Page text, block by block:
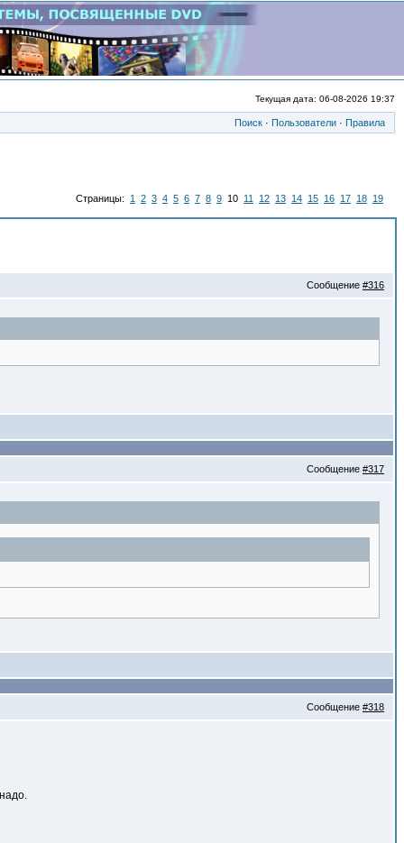
Текущая дата: 06-08-2026 19:37
Поиск · Пользователи · Правила
Страницы: 1 2 3 4 5 6 7 8 9 10 11 12 13 14 15 16 17 18 19
Сообщение #316
Сообщение #317
Сообщение #318